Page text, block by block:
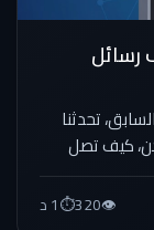
رسائل
تحدثنا
كيف تصل
👁️
320
⏱️1 د